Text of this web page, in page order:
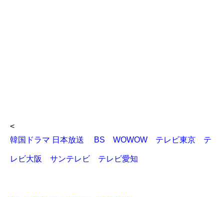
<
韓国ドラマ 日本放送 BS WOWOW テレビ東京 テ
レビ大阪 サンテレビ テレビ愛知